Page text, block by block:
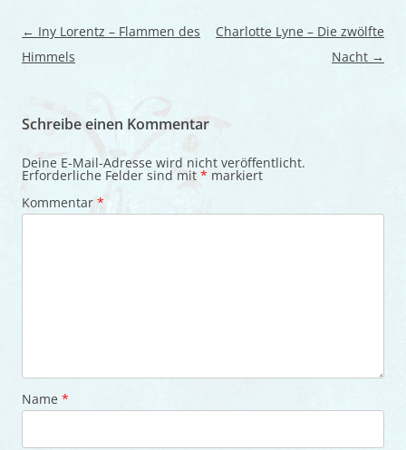
Beitragsnavigation
← Iny Lorentz – Flammen des
Himmels
Charlotte Lyne – Die zwölfte
Nacht →
Schreibe einen Kommentar
Deine E-Mail-Adresse wird nicht veröffentlicht.
Erforderliche Felder sind mit * markiert
Kommentar *
Name *